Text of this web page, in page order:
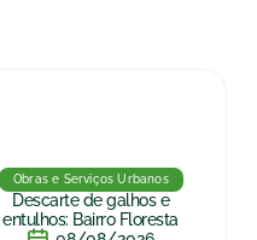
Obras e Serviços Urbanos
Descarte de galhos e
entulhos: Bairro Floresta